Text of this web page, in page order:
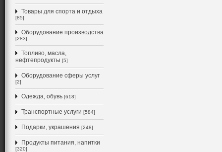
Товары для спорта и отдыха
[85]
Оборудование производства
[283]
Топливо, масла,
нефтепродукты [5]
Оборудование сферы услуг
[2]
Одежда, обувь [618]
Транспортные услуги [584]
Подарки, украшения [248]
Продукты питания, напитки
[320]